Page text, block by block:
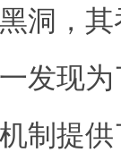
洞，
发现
制提